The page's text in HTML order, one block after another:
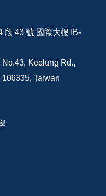
段 43 號 國際大樓 IB-
Keelung Rd.,
Taiwan